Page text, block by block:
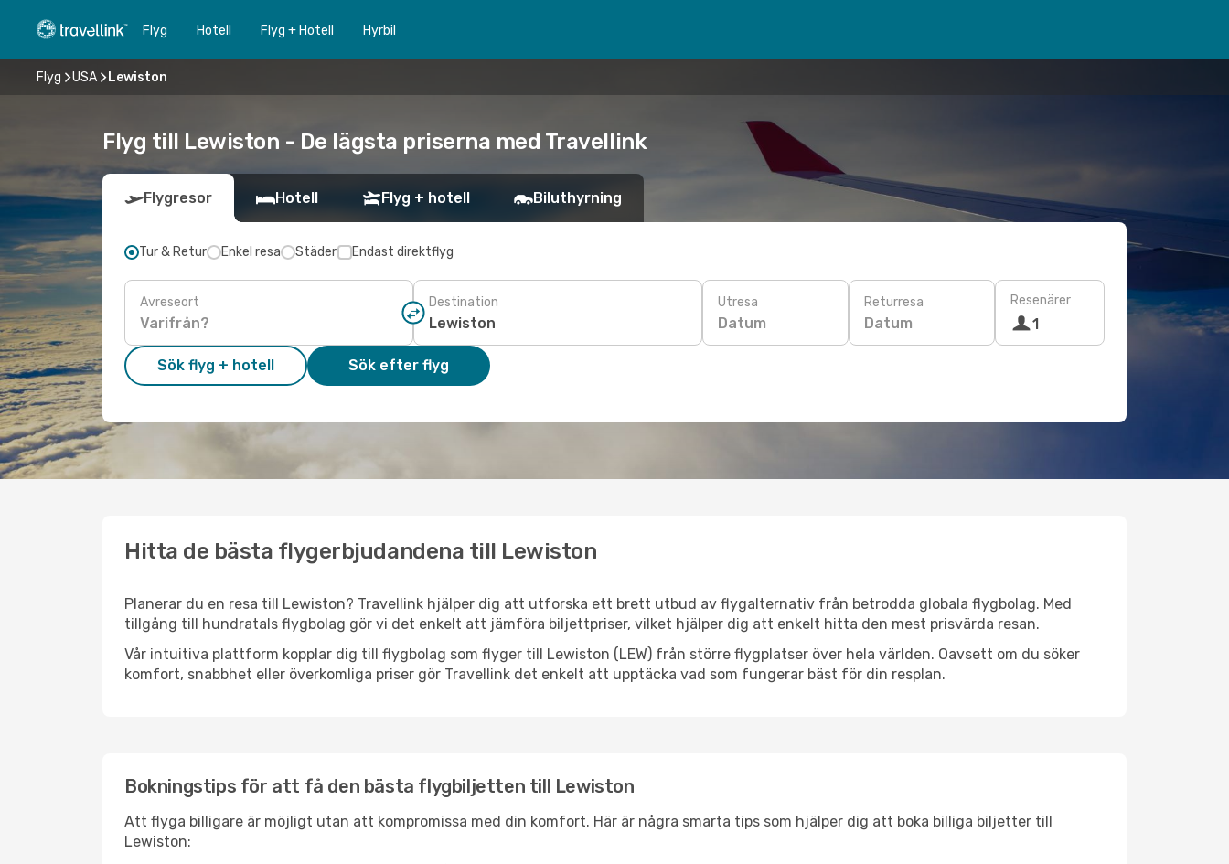
Flyg Hotell Flyg + Hotell Hyrbil
Flyg USA Lewiston
Flyg till Lewiston - De lägsta priserna med Travellink
Flygresor Hotell Flyg + hotell Biluthyrning
Tur & Retur Enkel resa Städer Endast direktflyg
Avreseort Destination Utresa
Datum
Returresa
Datum
Resenärer
1
Sök flyg + hotell Sök efter flyg
Hitta de bästa flygerbjudandena till Lewiston
Planerar du en resa till Lewiston? Travellink hjälper dig att utforska ett brett utbud av flygalternativ från betrodda globala flygbolag. Med
tillgång till hundratals flygbolag gör vi det enkelt att jämföra biljettpriser, vilket hjälper dig att enkelt hitta den mest prisvärda resan.
Vår intuitiva plattform kopplar dig till flygbolag som flyger till Lewiston (LEW) från större flygplatser över hela världen. Oavsett om du söker
komfort, snabbhet eller överkomliga priser gör Travellink det enkelt att upptäcka vad som fungerar bäst för din resplan.
Bokningstips för att få den bästa flygbiljetten till Lewiston
Att flyga billigare är möjligt utan att kompromissa med din komfort. Här är några smarta tips som hjälper dig att boka billiga biljetter till
Lewiston: